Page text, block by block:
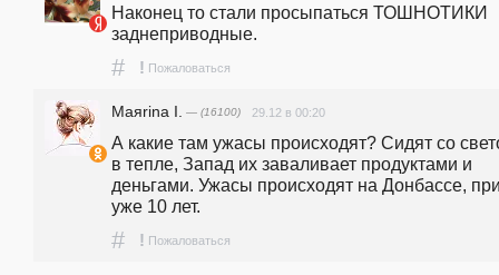
Наконец то стали просыпаться ТОШНОТИКИ
заднеприводные.
# ! Пожаловаться
Маяrina I. — (16100) 29.12 в 00:20
А какие там ужасы происходят? Сидят со
в тепле, Запад их заваливает продуктами и
деньгами. Ужасы происходят на Донбассе,
уже 10 лет.
# ! Пожаловаться